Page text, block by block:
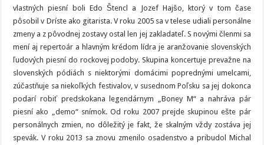
vlastných piesní boli Edo Štencl a Jozef Hajšo, ktorý v tom čase
pôsobil v Dríste ako gitarista. V roku 2005 sa v telese udiali personálne
zmeny a z pôvodnej zostavy ostal len jej zakladateľ. S novými členmi sa
mení aj repertoár a hlavným krédom lídra je aranžovanie slovenských
ľudových piesní do rockovej podoby. Skupina koncertuje prevažne na
slovenských pódiách s niektorými domácimi poprednými umelcami,
zúčastňuje sa niekoľkých festivalov, v susednom Poľsku sa jej dokonca
podarí robiť predskokana legendárnym „Boney M“ a nahráva pár
piesní ako „demo“ snímok. Od roku 2007 prejde skupinou ešte pár
personálnych zmien, no dôležitý je fakt, že skalným vždy zostáva jej
spevák. V roku 2013 sa znovu zmenilo osadenstvo a pribudol Michal